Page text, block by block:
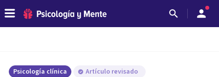
Psicología clínica Artículo revisado